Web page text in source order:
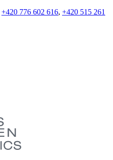
+420 776 602 616, +420 515 261